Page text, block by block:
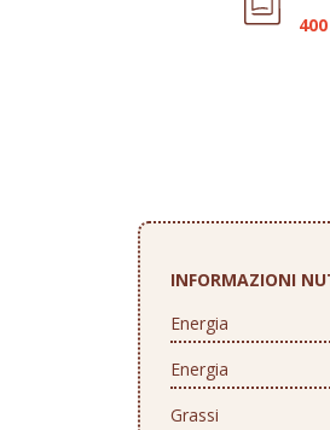
INFORMAZIONI
Energia
Energia
Grassi